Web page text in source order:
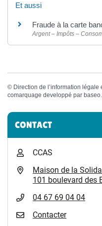
Et aussi
Fraude à la carte
Argent – Impôts –
© Direction de l’information légale
comarquage developpé par
Informations
CONTACT
CCAS
Maison de la
101 boulevard des
04 67 69 04 04
Contacter